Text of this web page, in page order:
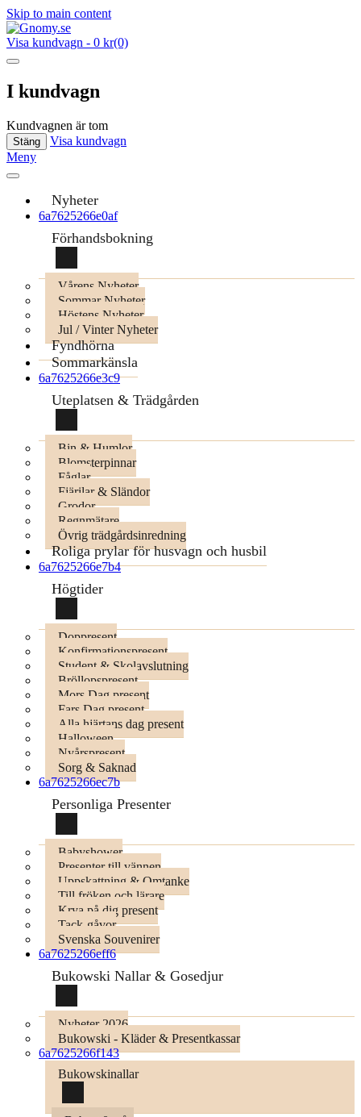
Skip to main content
Visa kundvagn - 0 kr(0)
I kundvagn
Kundvagnen är tom
Stäng
Visa kundvagn
Meny
Nyheter
6a7625266e0af
Förhandsbokning
Vårens Nyheter
Sommar Nyheter
Höstens Nyheter
Jul / Vinter Nyheter
Fyndhörna
Sommarkänsla
6a7625266e3c9
Uteplatsen & Trädgården
Bin & Humlor
Blomsterpinnar
Fåglar
Fjärilar & Sländor
Grodor
Regnmätare
Övrig trädgårdsinredning
Roliga prylar för husvagn och husbil
6a7625266e7b4
Högtider
Doppresent
Konfirmationspresent
Student & Skolavslutning
Bröllopspresent
Mors Dag present
Fars Dag present
Alla hjärtans dag present
Halloween
Nyårspresent
Sorg & Saknad
6a7625266ec7b
Personliga Presenter
Babyshower
Presenter till vännen
Uppskattning & Omtanke
Till fröken och lärare
Krya på dig present
Tack-gåvor
Svenska Souvenirer
6a7625266eff6
Bukowski Nallar & Gosedjur
Nyheter 2026
Bukowski - Kläder & Presentkassar
6a7625266f143
Bukowskinallar